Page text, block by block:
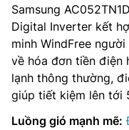
Samsung
Digital Inverter kết
minh WindFree
về hóa đơn tiền điện
lạnh thông thường,
giúp tiết kiệm lên tới
Luồng gió mạnh mẽ: